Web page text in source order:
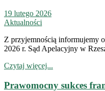
19 lutego 2026
Aktualności
Z przyjemnością informujemy
2026 r. Sąd Apelacyjny w
Czytaj więcej...
Prawomocny sukces